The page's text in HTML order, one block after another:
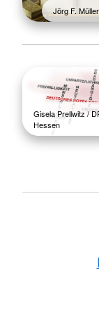
Jörg F.
Gisela Prellwitz /
Hessen